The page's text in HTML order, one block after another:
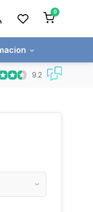
0
superiores a 150€
9.2